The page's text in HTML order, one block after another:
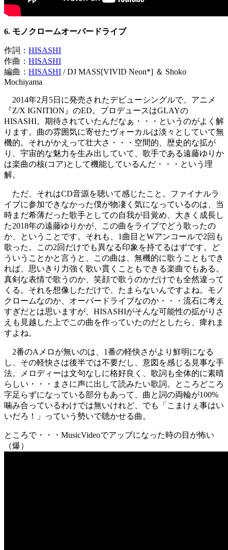
6. モノクロームオーバードライブ
作詞： HISASHI
作曲： HISASHI
編曲： HISASHI / DJ MASS[VIVID Neon*] ＆ Shoko
Mochiyama
2014年2月5日に発売されたデビューシングルで、アニメ
『Z/X IGNITION』のED。プロデュースはGLAYの
HISASHI。期待されていたんだなぁ・・・というのがよく解
ります。曲の雰囲気に寄せたヴォーカルは淡々としていて無
機的。それがかえって壮大さ・・・空間的、歴史的な拡が
り、宇宙的な魅力を生み出していて、歌手である遠藤ゆりか
は楽曲の核(コア)として機能しているんだ・・・という理
解。
ただ、それはCD音源を聴いて感じたこと。ファイナルラ
イブに参加できなかった僕が物凄く気になっているのは、当
時まだ希薄だった歌手としての自我が目覚め、大きく成長し
た2018年の遠藤ゆりかが、この曲をライブでどう歌ったの
か、ということです。それも、1曲目とWアンコールで2回も
歌った。この2回だけでも異なる印象を持てるはずです。ど
ういうことかと言うと、この曲は、無機的に歌うこともでき
れば、思いきり力強く歌い貫くこともできる楽曲でもある。
真剣な表情で歌うのか、笑顔で歌うのかだけでも全然違って
くる。それを想像しただけで、たまらないんですよね。モノ
クロームなのか、オーバードライブなのか・・・流石に考え
すぎだとは思いますが、HISASHIがそんな可能性の拡がりさ
えも見越した上でこの曲を作っていたのだとしたら、痺れま
すよね。
2番のAメロが無いのは、1番の軽快さがより鮮明になる
し、その軽快さは後半では不要だし、意図を感じる見事な手
法。メロディーは文句なしに格好良く、歌詞も全体的に素晴
らしい・・・まさに声に出して読みたい歌詞。ところどころ
字足らずになっている部分もあって、曲と詞の両輪が100%
噛み合っているわけでは無いけれど、でも「こまけぇ事はい
いだろ！」っていう勢いで聴かせる曲。
ところで・・・MusicVideoでアップになった時の目が怖い
（爆）